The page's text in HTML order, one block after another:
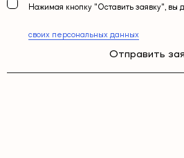
Нажимая кнопку "Оставить заявку", вы
своих персональных данных
Отправить